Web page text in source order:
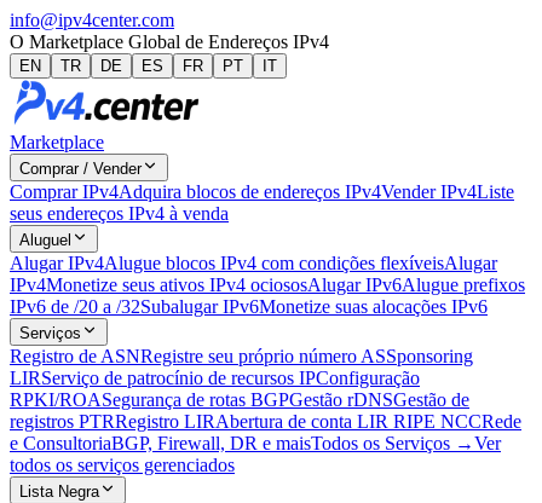
info@ipv4center.com
O Marketplace Global de Endereços IPv4
EN TR DE ES FR PT IT
Marketplace
Comprar / Vender
Comprar IPv4Adquira blocos de endereços IPv4Vender IPv4Liste
seus endereços IPv4 à venda
Aluguel
Alugar IPv4Alugue blocos IPv4 com condições flexíveisAlugar
IPv4Monetize seus ativos IPv4 ociososAlugar IPv6Alugue prefixos
IPv6 de /20 a /32Subalugar IPv6Monetize suas alocações IPv6
Serviços
Registro de ASNRegistre seu próprio número ASSponsoring
LIRServiço de patrocínio de recursos IPConfiguração
RPKI/ROASegurança de rotas BGPGestão rDNSGestão de
registros PTRRegistro LIRAbertura de conta LIR RIPE NCCRede
e ConsultoriaBGP, Firewall, DR e maisTodos os Serviços →Ver
todos os serviços gerenciados
Lista Negra